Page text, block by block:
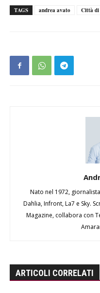
TAGS andrea avato Città di
Nato nel 1972,
Dahlia, Infront, La7 e Sky.
Magazine, collabora con
ARTICOLI CORRELATI